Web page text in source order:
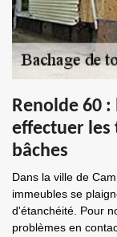
Renolde 60
effectuer les
bâches
Dans la ville de
immeubles se
d'étanchéité. Pour
problèmes en